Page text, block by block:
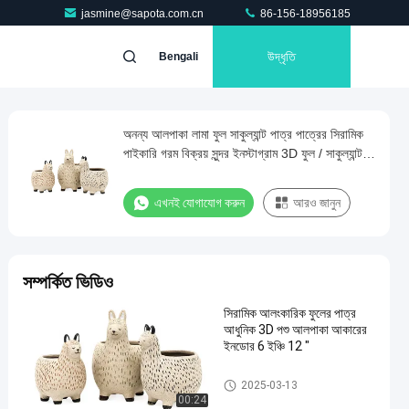
jasmine@sapota.com.cn 86-156-18956185
Bengali উদ্ধৃতি
অনন্য আলপাকা লামা ফুল সাকুল্যান্ট পাত্র পাত্রের সিরামিক
পাইকারি গরম বিক্রয় সুন্দর ইনস্টাগ্রাম 3D ফুল / সাকুল্যান্ট
এখনই যোগাযোগ করুন আরও জানুন
সম্পর্কিত ভিডিও
00:24
সিরামিক আলংকারিক ফুলের পাত্র
আধুনিক 3D পশু আলপাকা আকারের
ইনডোর 6 ইঞ্চি 12 "
Ceramic Succulent Pot
2025-03-13